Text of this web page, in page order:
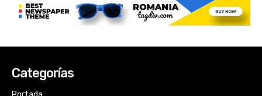
Categorías